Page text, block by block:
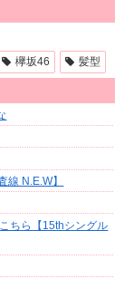
欅坂46 髪型
線 N.E.W】
ちら【15thシングル